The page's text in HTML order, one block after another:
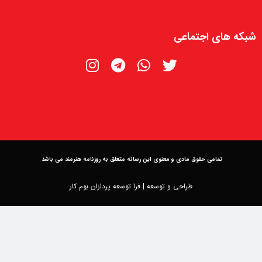
شبکه های اجتماعی
تمامی حقوق مادی و معنوی این رسانه متعلق به روزنامه هنرمند می باشد
طراحی و توسعه | فرا توسعه پردازان بوم کار